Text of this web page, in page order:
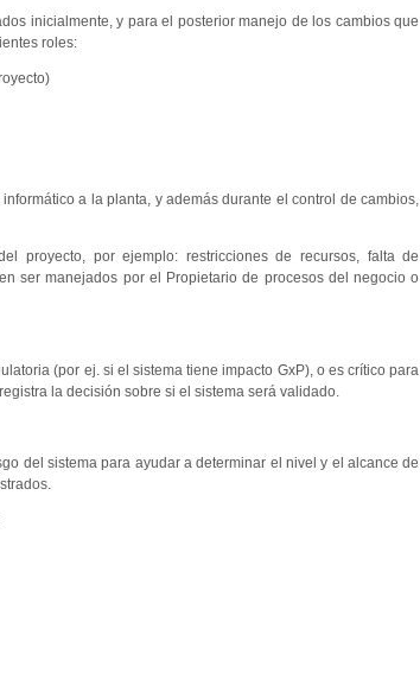
inicialmente, y para el posterior manejo de los cambios que
roles:
a la planta, y además durante el control de cambios,
proyecto, por ejemplo: restricciones de recursos, falta de
ser manejados por el Propietario de procesos del negocio o
(por ej. si el sistema tiene impacto GxP), o es crítico para
la decisión sobre si el sistema será validado.
del sistema para ayudar a determinar el nivel y el alcance de